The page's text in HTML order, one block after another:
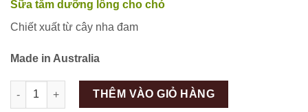
Sữa tắm dưỡng lông cho chó
Chiết xuất từ cây nha đam
Made in Australia
Số lượng
THÊM VÀO GIỎ HÀNG